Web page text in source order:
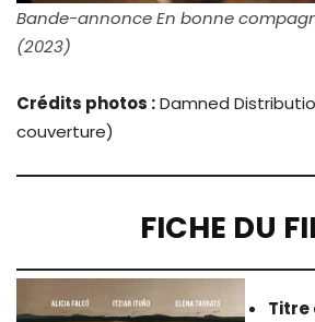
Bande-annonce En bonne
(2023)
Crédits photos :Damned
couverture)
FICHE DU
Titre